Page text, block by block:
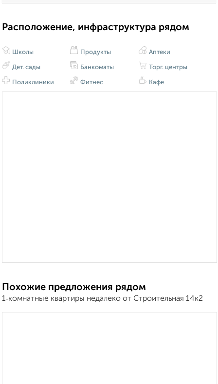
Расположение, инфраструктура рядом
Школы
Дет. сады
Поликлиники
Продукты
Банкоматы
Фитнес
Аптеки
Торг. центры
Кафе
Похожие предложения рядом
1‑комнатные квартиры недалеко от Строительная 14к2